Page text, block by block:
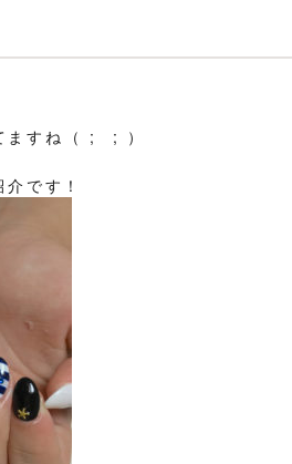
ますね（ ; ; ）
です！